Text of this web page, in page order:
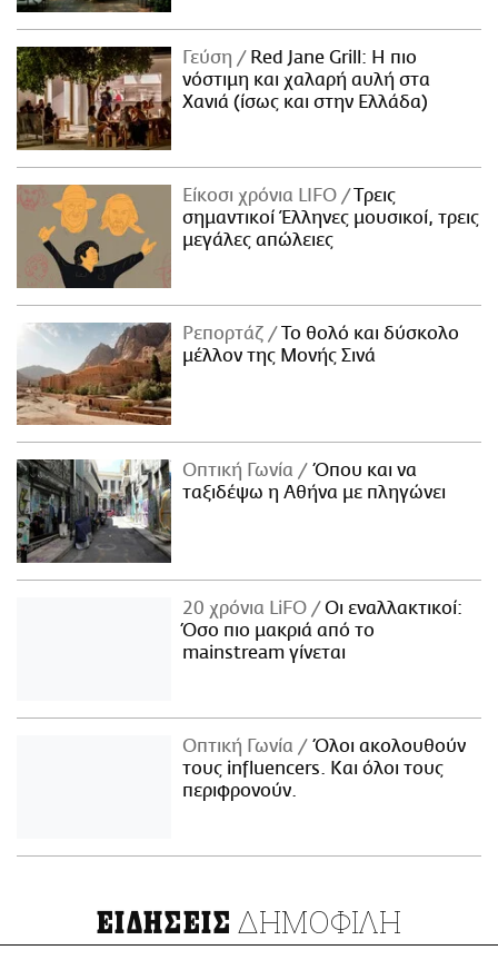
Γεύση
Red Jane Grill: Η πιο
νόστιμη και χαλαρή αυλή στα
Χανιά (ίσως και στην Ελλάδα)
Είκοσι χρόνια LIFO
Tρεις
σημαντικοί Έλληνες μουσικοί, τρεις
μεγάλες απώλειες
Ρεπορτάζ
Το θολό και δύσκολο
μέλλον της Μονής Σινά
Οπτική Γωνία
Όπου και να
ταξιδέψω η Αθήνα με πληγώνει
20 χρόνια LiFO
Οι εναλλακτικοί:
Όσο πιο μακριά από το
mainstream γίνεται
Οπτική Γωνία
Όλοι ακολουθούν
τους influencers. Και όλοι τους
περιφρονούν.
ΕΙΔΗΣΕΙΣ ΔΗΜΟΦΙΛΗ